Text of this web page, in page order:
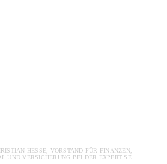
HESSE, VORSTAND FÜR FINANZEN,
UND VERSICHERUNG BEI DER EXPERT SE